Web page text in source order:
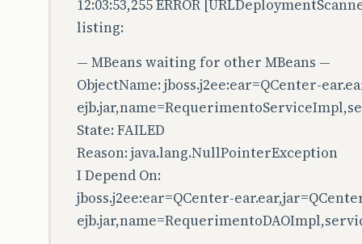
12:03:53,255 ERROR
listing:
— MBeans waiting for other MBeans —
ObjectName: jboss.j2ee:ear=QCenter-
State: FAILED
Reason: java.lang.NullPointerException
I Depend On:
jboss.j2ee:ear=QCenter-